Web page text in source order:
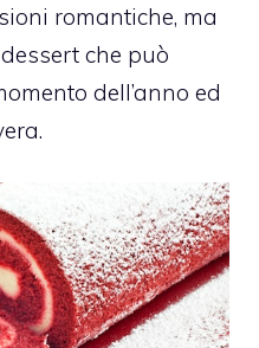
romantiche, ma
che può
dell’anno ed